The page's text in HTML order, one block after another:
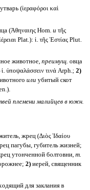
(ἱεραφόροι καὶ
(Ἀθηναιης Hom. и τῆς
Plat.): ἱ. τῆς Ἑστίας Plut.
животное, преимущ. овца
ἱ. ὑποψαλάσσειν τινά Arph.; 2)
или убитый скот
племени малийцев в южн.
жрец (Διὸς Ἰδαίου
пагубы, губитель жизней;
утонченной болтовни, т.
2)иерей, священник
для заклания в